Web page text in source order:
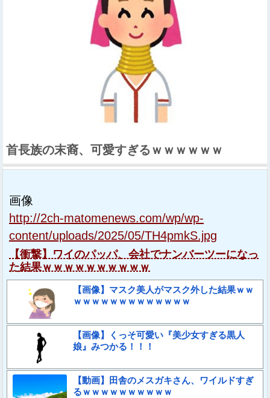
首長族の末裔、可愛すぎるｗｗｗｗｗｗ
画像
http://2ch-matomenews.com/wp/wp-
content/uploads/2025/05/TH4pmkS.jpg
【衝撃】ワイのパッパ、会社でナンバーツーになっ
た結果ｗｗｗｗｗｗｗｗｗｗ
【画像】マスク美人がマスク外した結果ｗｗ
ｗｗｗｗｗｗｗｗｗｗｗｗｗ
【画像】くっそ可愛い『美少女すぎる黒人
娘』みつかる！！！
【動画】田舎のメスガキさん、ワイルドすぎ
るｗｗｗｗｗｗｗｗｗｗ